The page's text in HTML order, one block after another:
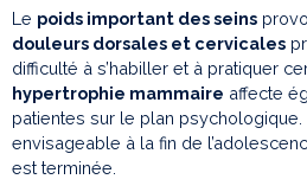
Le poids important des seins
douleurs dorsales et cervicales
difficulté à s’habiller et à pratiquer
hypertrophie mammaire affecte
patientes sur le plan
envisageable à la fin de
est terminée.